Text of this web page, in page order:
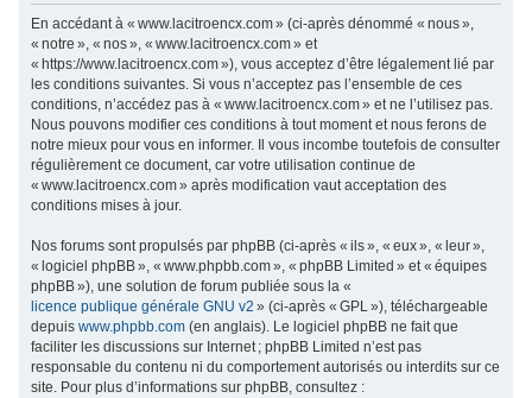
En accédant à « www.lacitroencx.com » (ci-après dénommé « nous »,
« notre », « nos », « www.lacitroencx.com » et
« https://www.lacitroencx.com »), vous acceptez d’être légalement lié par
les conditions suivantes. Si vous n’acceptez pas l’ensemble de ces
conditions, n’accédez pas à « www.lacitroencx.com » et ne l’utilisez pas.
Nous pouvons modifier ces conditions à tout moment et nous ferons de
notre mieux pour vous en informer. Il vous incombe toutefois de consulter
régulièrement ce document, car votre utilisation continue de
« www.lacitroencx.com » après modification vaut acceptation des
conditions mises à jour.
Nos forums sont propulsés par phpBB (ci-après « ils », « eux », « leur »,
« logiciel phpBB », « www.phpbb.com », « phpBB Limited » et « équipes
phpBB »), une solution de forum publiée sous la «
licence publique générale GNU v2 » (ci-après « GPL »), téléchargeable
depuiswww.phpbb.com (en anglais). Le logiciel phpBB ne fait que
faciliter les discussions sur Internet ; phpBB Limited n’est pas
responsable du contenu ni du comportement autorisés ou interdits sur ce
site. Pour plus d’informations sur phpBB, consultez :